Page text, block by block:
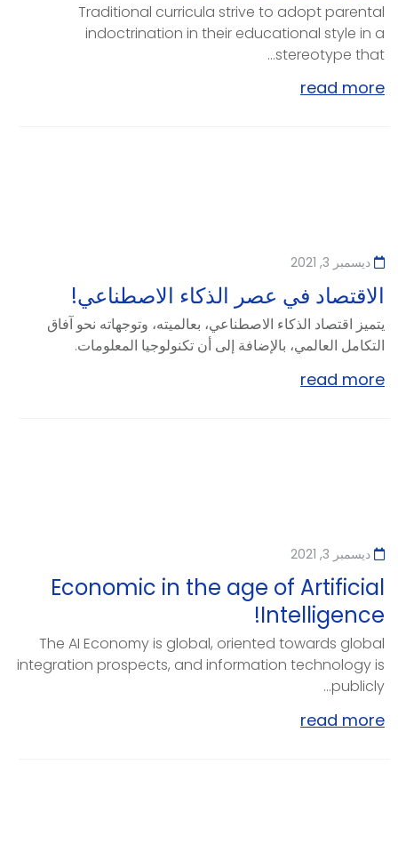
Traditional curricula strive to adopt parental
indoctrination in their educational style in a
stereotype that...
read more
ديسمبر 3, 2021
الاقتصاد في عصر الذكاء الاصطناعي!
يتميز اقتصاد الذكاء الاصطناعي، بعالميته، وتوجهاته نحو آفاق
التكامل العالمي، بالإضافة إلى أن تكنولوجيا المعلومات.
read more
ديسمبر 3, 2021
Economic in the age of Artificial
Intelligence!
The AI Economy is global, oriented towards global
integration prospects, and information technology is
publicly...
read more